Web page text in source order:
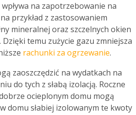
na zapotrzebowanie na
przykład z zastosowaniem
mineralnej oraz szczelnych okien
temu zużycie gazu zmniejsza
rachunki za ogrzewanie.
zaoszczędzić na wydatkach na
do tych z słabą izolacją. Roczne
ocieplonym domu mogą
domu słabiej izolowanym te kwoty